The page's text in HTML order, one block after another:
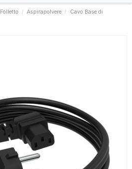
Folletto Aspirapolvere
Cavo Base di